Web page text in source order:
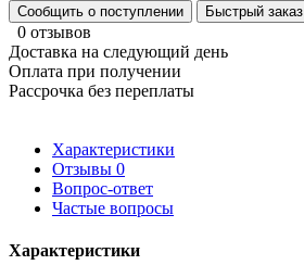
Сообщить о поступлении Быстрый заказ
0 отзывов
Доставка на следующий день
Оплата при получении
Рассрочка без переплаты
Характеристики
Отзывы 0
Вопрос-ответ
Частые вопросы
Характеристики